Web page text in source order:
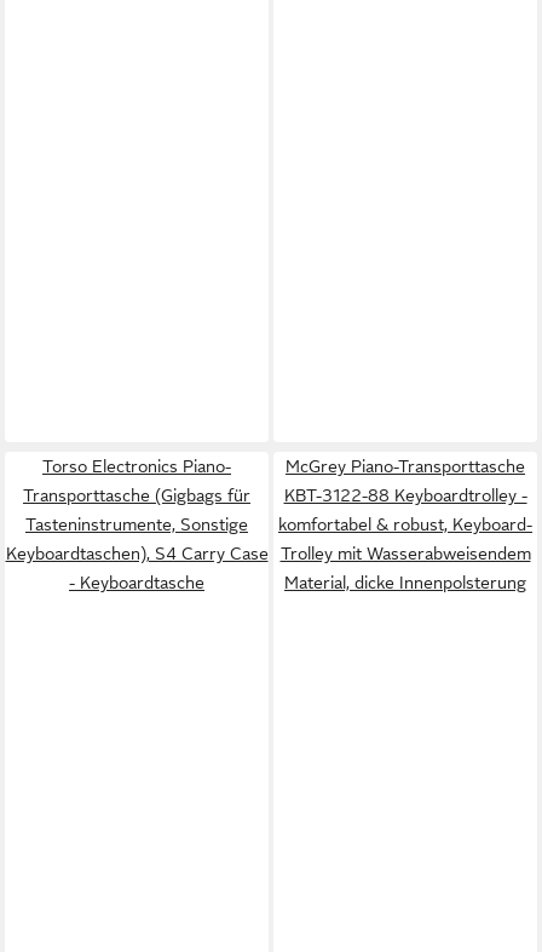
Torso Electronics Piano-
Transporttasche (Gigbags für
Tasteninstrumente, Sonstige
Keyboardtaschen), S4 Carry Case
- Keyboardtasche
McGrey Piano-Transporttasche
KBT-3122-88 Keyboardtrolley -
komfortabel & robust, Keyboard-
Trolley mit Wasserabweisendem
Material, dicke Innenpolsterung